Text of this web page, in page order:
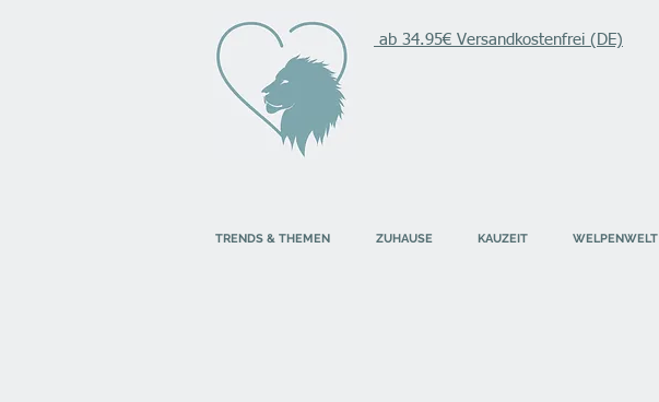
ab 34.95€ Versandkostenfrei (DE)
TRENDS & THEMEN ZUHAUSE KAUZEIT WELPENWELT